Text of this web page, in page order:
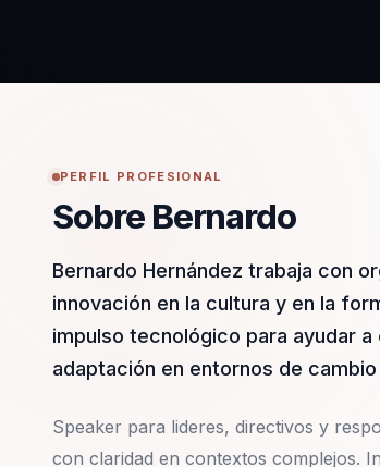
PERFIL PROFESIONAL
Sobre Bernardo
Bernardo Hernández trabaja con
innovación en la cultura y en la
impulso tecnológico para ayudar
adaptación en entornos de
Speaker para lideres, directivos y
con claridad en contextos complejos.